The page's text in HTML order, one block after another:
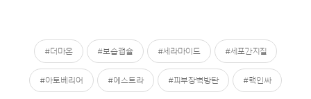
#더마온 #보습캡슐 #세라마이드 #세포간지질
#아토베리어 #에스트라 #피부장벽방탄 #핵인싸